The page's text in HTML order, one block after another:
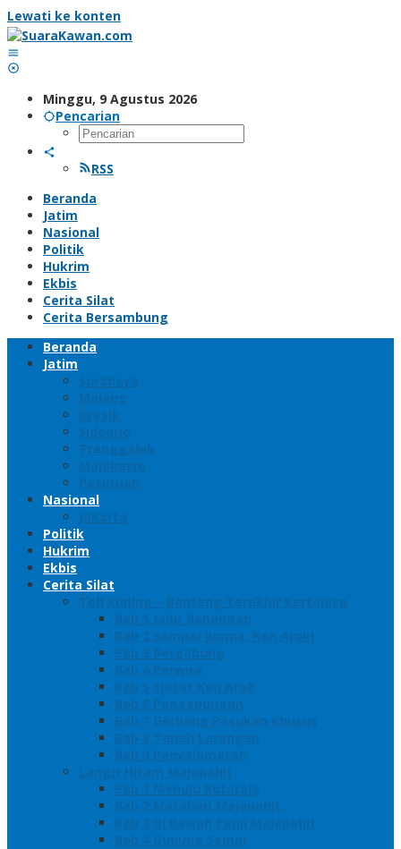
Lewati ke konten
Minggu, 9 Agustus 2026
Pencarian
RSS
Beranda
Jatim
Nasional
Politik
Hukrim
Ekbis
Cerita Silat
Cerita Bersambung
Beranda
Jatim
Surabaya
Malang
Gresik
Sidoarjo
Trenggalek
Mojokerto
Pasuruan
Nasional
Jakarta
Politik
Hukrim
Ekbis
Cerita Silat
Toh Kuning – Benteng Terakhir Kertajaya
Bab 1 Jalur Banengan
Bab 2 Sampai Jumpa, Ken Arok!
Bab 3 Bergabung
Bab 4 Perwira
Bab 5 Siasat Ken Arok
Bab 6 Pengepungan
Bab 7 Gerbang Pasukan Khusus
Bab 8 Tanah Larangan
Bab 9 Penyelamatan
Langit Hitam Majapahit
Bab 1 Menuju Kotaraja
Bab 2 Matahari Majapahit
Bab 3 Di Bawah Panji Majapahit
Bab 4 Gunung Semar